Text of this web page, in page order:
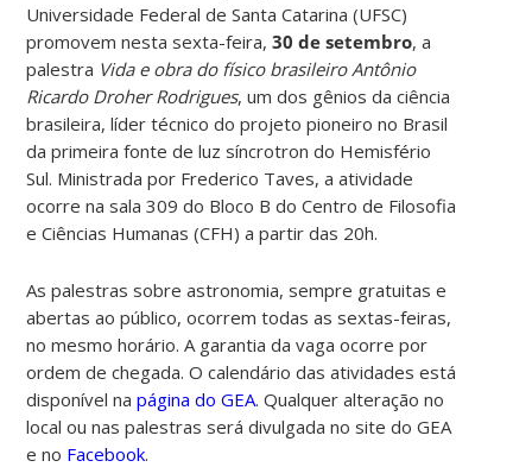
Universidade Federal de Santa Catarina (UFSC)
promovem nesta sexta-feira,30 de setembro, a
palestra Vida e obra do físico brasileiro Antônio
Ricardo Droher Rodrigues, um dos gênios da ciência
brasileira, líder técnico do projeto pioneiro no Brasil
da primeira fonte de luz síncrotron do Hemisfério
Sul. Ministrada por Frederico Taves, a atividade
ocorre na sala 309 do Bloco B do Centro de Filosofia
e Ciências Humanas (CFH) a partir das 20h.
As palestras sobre astronomia, sempre gratuitas e
abertas ao público, ocorrem todas as sextas-feiras,
no mesmo horário. A garantia da vaga ocorre por
ordem de chegada. O calendário das atividades está
disponível napágina do GEA. Qualquer alteração no
local ou nas palestras será divulgada no site do GEA
e no Facebook.